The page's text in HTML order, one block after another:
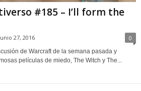
#185 – I’ll form the
27, 2016 0
de Warcraft de la semana pasada y
películas de miedo, The Witch y The...